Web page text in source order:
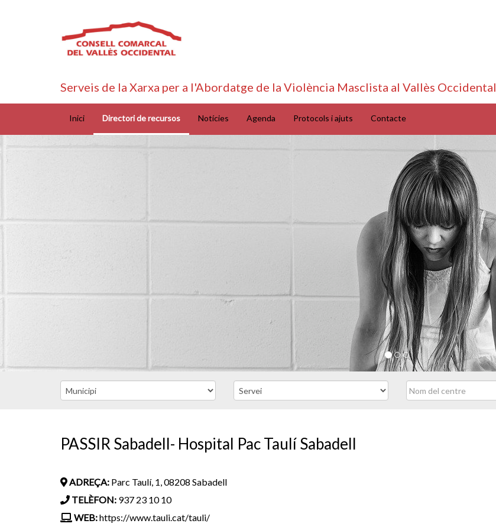
Serveis de la Xarxa per a l'Abordatge de la Violència Masclista al Vallès Occidental
Inici Directori de recursos Notícies Agenda Protocols i ajuts Contacte
PASSIR Sabadell- Hospital Pac Taulí Sabadell
ADREÇA: Parc Taulí, 1, 08208 Sabadell
TELÈFON: 937 23 10 10
WEB:https://www.tauli.cat/tauli/